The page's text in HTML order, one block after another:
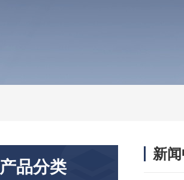
产品分类
新